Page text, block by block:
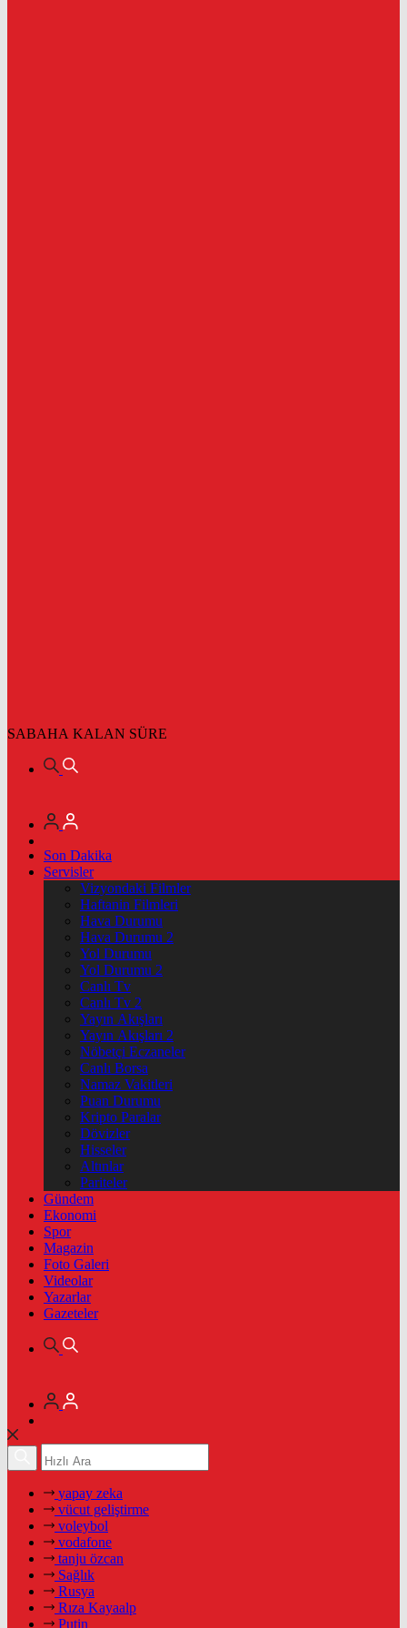
SABAHA KALAN SÜRE
Son Dakika
Servisler
Vizyondaki Filmler
Haftanin Filmleri
Hava Durumu
Hava Durumu 2
Yol Durumu
Yol Durumu 2
Canlı Tv
Canlı Tv 2
Yayın Akışları
Yayın Akışları 2
Nöbetçi Eczaneler
Canlı Borsa
Namaz Vakitleri
Puan Durumu
Kripto Paralar
Dövizler
Hisseler
Altınlar
Pariteler
Gündem
Ekonomi
Spor
Magazin
Foto Galeri
Videolar
Yazarlar
Gazeteler
yapay zeka
vücut geliştirme
voleybol
vodafone
tanju özcan
Sağlık
Rusya
Rıza Kayaalp
Putin